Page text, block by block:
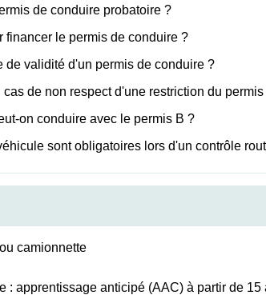
de conduire probatoire ?
financer le permis de conduire ?
de validité d'un permis de conduire ?
de non respect d'une restriction du
on conduire avec le permis B ?
sont obligatoires lors d'un contrôle
camionnette
: apprentissage anticipé (AAC) à partir de 15